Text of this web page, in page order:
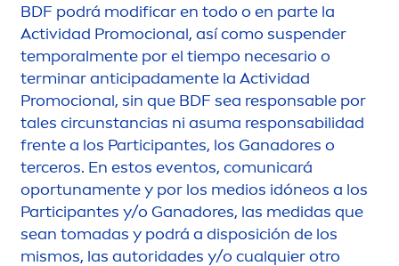
BDF podrá modificar en todo o en parte la
Actividad Promocional, así como suspender
temporalmente por el tiempo necesario o
terminar anticipadamente la Actividad
Promocional, sin que BDF sea responsable por
tales circunstancias ni asuma responsabilidad
frente a los Participantes, los Ganadores o
terceros. En estos eventos, comunicará
oportunamente y por los medios idóneos a los
Participantes y/o Ganadores, las medidas que
sean tomadas y podrá a disposición de los
mismos, las autoridades y/o cualquier otro